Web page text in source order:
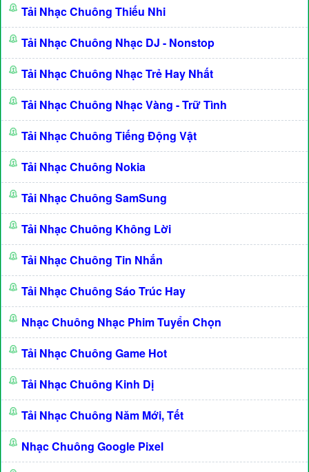
Tải Nhạc Chuông Thiếu Nhi
Tải Nhạc Chuông Nhạc DJ - Nonstop
Tải Nhạc Chuông Nhạc Trẻ Hay Nhất
Tải Nhạc Chuông Nhạc Vàng - Trữ Tình
Tải Nhạc Chuông Tiếng Động Vật
Tải Nhạc Chuông Nokia
Tải Nhạc Chuông SamSung
Tải Nhạc Chuông Không Lời
Tải Nhạc Chuông Tin Nhắn
Tải Nhạc Chuông Sáo Trúc Hay
Nhạc Chuông Nhạc Phim Tuyển Chọn
Tải Nhạc Chuông Game Hot
Tải Nhạc Chuông Kinh Dị
Tải Nhạc Chuông Năm Mới, Tết
Nhạc Chuông Google Pixel